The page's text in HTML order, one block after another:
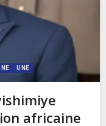
UNE
africaine